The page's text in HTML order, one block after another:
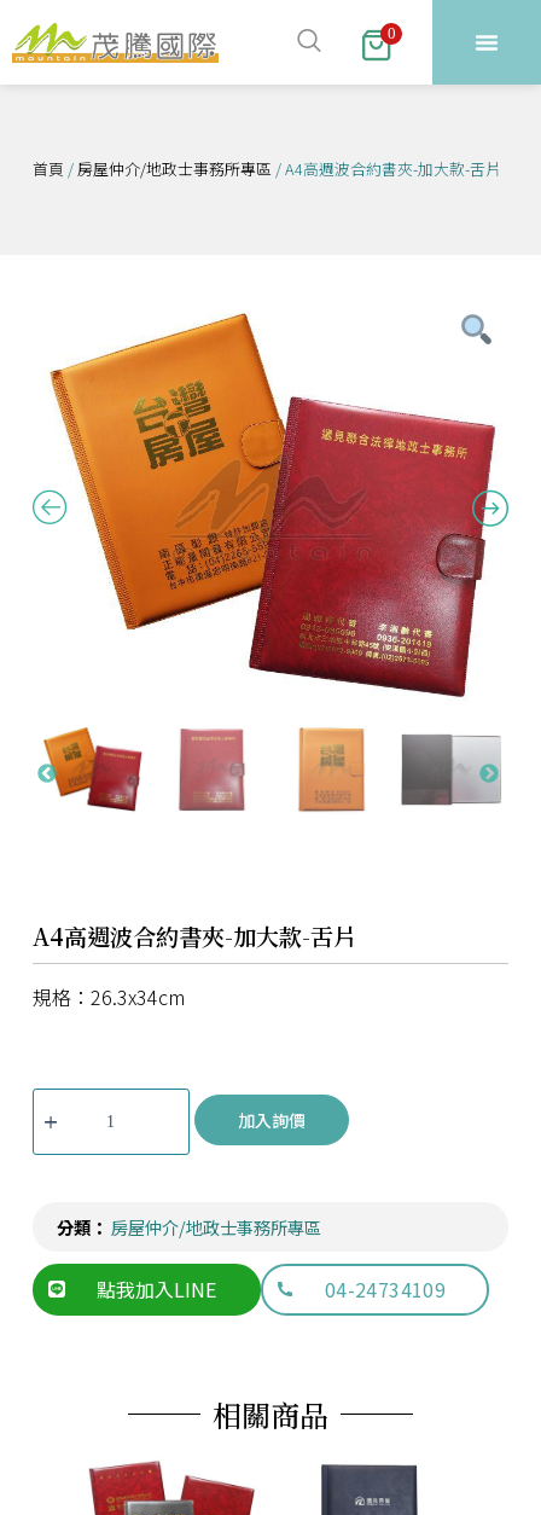
跳
至
主
容
0
首頁 /房屋仲介/地政士事務所專區 / A4高週波合約書夾-加大款-舌片
A4高週波合約書夾-加大款-舌片
規格：26.3x34cm
加入詢價
分類： 房屋仲介/地政士事務所專區
點我加入LINE 04-24734109
相關商品